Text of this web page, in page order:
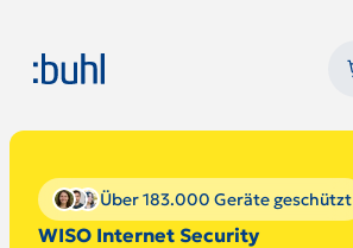
Über 183.000 Geräte geschützt
WISO Internet Security